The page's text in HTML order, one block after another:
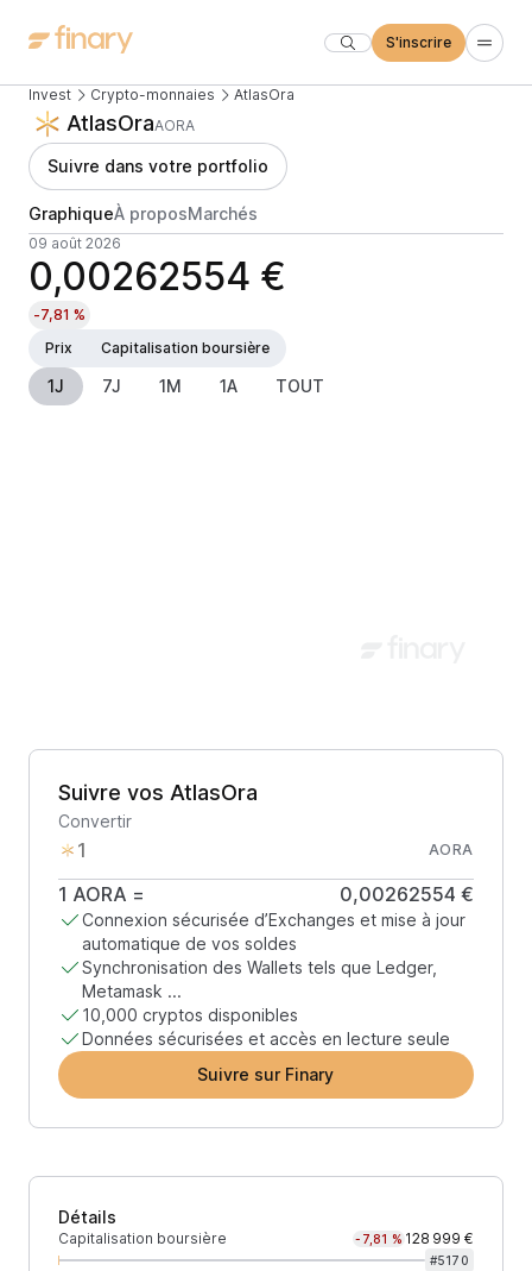
S'inscrire
Invest Crypto-monnaies AtlasOra
AtlasOraAORA
Suivre dans votre portfolio
GraphiqueÀ proposMarchés
09 août 2026
0,00262554 €
-7,81 %
Prix
Capitalisation boursière
1J 7J 1M 1A TOUT
Suivre vos AtlasOra
Convertir
AORA
1 AORA = 0,00262554 €
Connexion sécurisée d’Exchanges et mise à jour
automatique de vos soldes
Synchronisation des Wallets tels que Ledger,
Metamask ...
10,000 cryptos disponibles
Données sécurisées et accès en lecture seule
Suivre sur Finary
Détails
Capitalisation boursière -7,81 % 128 999 €
#5170